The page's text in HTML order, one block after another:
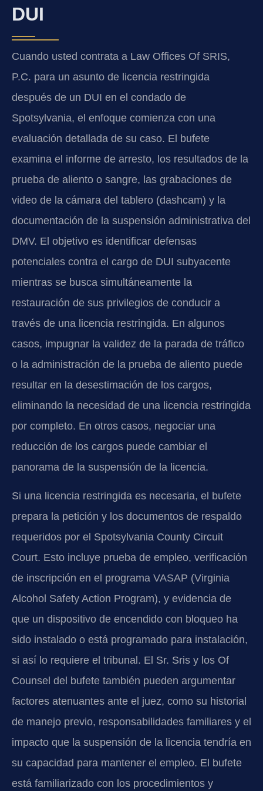
DUI
Cuando usted contrata a Law Offices Of SRIS,
P.C. para un asunto de licencia restringida
después de un DUI en el condado de
Spotsylvania, el enfoque comienza con una
evaluación detallada de su caso. El bufete
examina el informe de arresto, los resultados de la
prueba de aliento o sangre, las grabaciones de
video de la cámara del tablero (dashcam) y la
documentación de la suspensión administrativa del
DMV. El objetivo es identificar defensas
potenciales contra el cargo de DUI subyacente
mientras se busca simultáneamente la
restauración de sus privilegios de conducir a
través de una licencia restringida. En algunos
casos, impugnar la validez de la parada de tráfico
o la administración de la prueba de aliento puede
resultar en la desestimación de los cargos,
eliminando la necesidad de una licencia restringida
por completo. En otros casos, negociar una
reducción de los cargos puede cambiar el
panorama de la suspensión de la licencia.
Si una licencia restringida es necesaria, el bufete
prepara la petición y los documentos de respaldo
requeridos por el Spotsylvania County Circuit
Court. Esto incluye prueba de empleo, verificación
de inscripción en el programa VASAP (Virginia
Alcohol Safety Action Program), y evidencia de
que un dispositivo de encendido con bloqueo ha
sido instalado o está programado para instalación,
si así lo requiere el tribunal. El Sr. Sris y los Of
Counsel del bufete también pueden argumentar
factores atenuantes ante el juez, como su historial
de manejo previo, responsabilidades familiares y el
impacto que la suspensión de la licencia tendría en
su capacidad para mantener el empleo. El bufete
está familiarizado con los procedimientos y